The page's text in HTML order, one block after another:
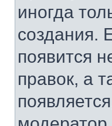
иногда
создания.
появится
правок, а